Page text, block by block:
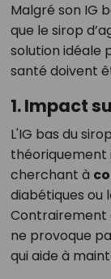
Malgré son IG
que le sirop
solution idéale
santé doivent
1. Impact
L'IG bas du
théoriquement
cherchant à
diabétiques ou
Contrairement
ne provoque
qui aide à